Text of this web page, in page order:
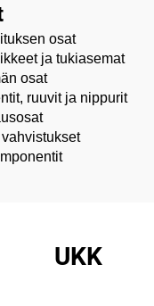
osat
ja tukiasemat
osat
ruuvit ja nippurit
UKK